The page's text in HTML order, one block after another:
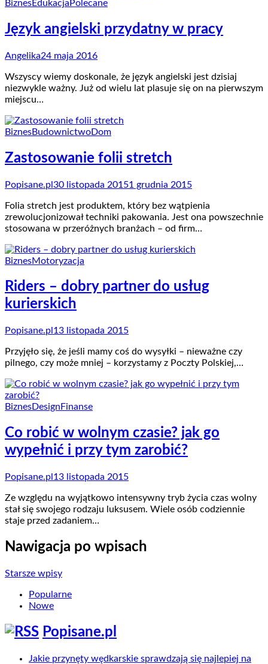
BiznesEdukacja Polecane
Język angielski przydatny w pracy
Angelika24 maja 2016
Wszyscy wiemy doskonale, że język angielski jest dzisiaj
niezwykle ważny. Już od wielu lat plasuje się on na pierwszym
miejscu…
BiznesBudownictwoDom
Zastosowanie folii stretch
Popisane.pl30 listopada 20151 grudnia 2015
Folia stretch jest produktem, który bez wątpienia
zrewolucjonizował techniki pakowania. Jest ona powszechnie
stosowana w przeróżnych branżach – od firm…
BiznesMotoryzacja
Riders – dobry partner do usług
kurierskich
Popisane.pl 13 listopada 2015
Przyjęło się, że jeśli mamy coś do wysyłki – nieważne czy
pilnego, czy może mniej – korzystamy z Poczty Polskiej,…
BiznesDesign Finanse
Co robić w wolnym czasie? jak go
wypełnić i przy tym zarobić?
Popisane.pl 13 listopada 2015
Ze względu na wyjątkowo intensywny tryb życia czas wolny
stał się swojego rodzaju luksusem. Wiele osób codziennie
staje przed zadaniem…
Nawigacja po wpisach
Starsze wpisy
Popularne
Nowe
Popisane.pl
Jakie przynęty wędkarskie sprawdzają się najlepiej na